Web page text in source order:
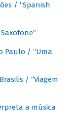
/ “Spanish
Paulo / “Uma
/ “Viagem
a música